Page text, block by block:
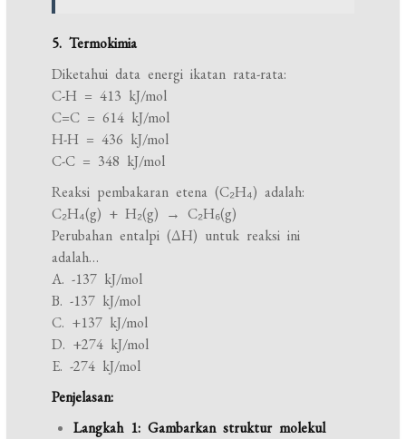
5. Termokimia
Diketahui data energi ikatan rata-rata:
C-H = 413 kJ/mol
C=C = 614 kJ/mol
H-H = 436 kJ/mol
C-C = 348 kJ/mol
Reaksi pembakaran etena (C₂H₄) adalah:
C₂H₄(g) + H₂(g) → C₂H₆(g)
Perubahan entalpi (ΔH) untuk reaksi ini
adalah…
A. -137 kJ/mol
B. -137 kJ/mol
C. +137 kJ/mol
D. +274 kJ/mol
E. -274 kJ/mol
Penjelasan:
Langkah 1: Gambarkan struktur molekul